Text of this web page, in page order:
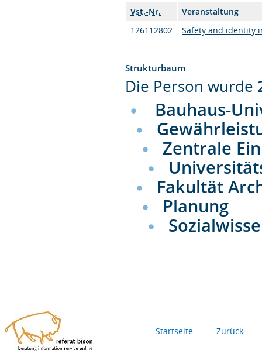
Vst.-Nr.
Veranstaltung
126112802
Safety and identity
Strukturbaum
Die Person wurde
Bauhaus-
Zentrale
Fakultät
Planung
Startseite Zurück